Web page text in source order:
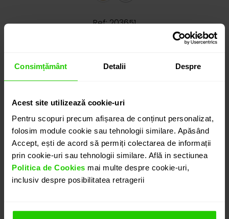
Consimțământ Detalii Despre
Acest site utilizează cookie-uri
Pentru scopuri precum afișarea de conținut personalizat,
folosim module cookie sau tehnologii similare. Apăsând
Accept, ești de acord să permiți colectarea de informații
prin cookie-uri sau tehnologii similare. Află in sectiunea
Politica de Cookies mai multe despre cookie-uri,
inclusiv despre posibilitatea retragerii
Ref: 203651
ADAUGĂ ÎN COȘ
PROGRAMEAZĂ O ÎNTÂLNIRE
DETALII
CERCEI TIMELESS